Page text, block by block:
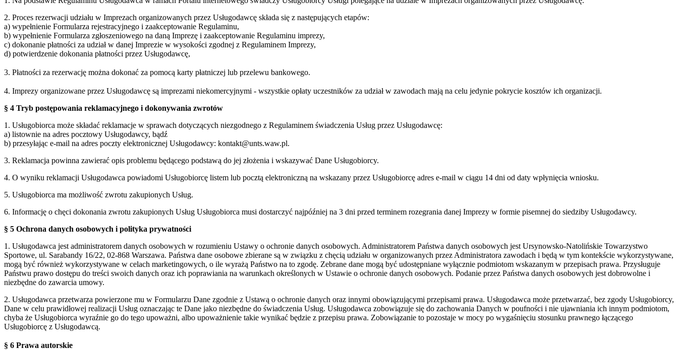
2. Proces rezerwacji udziału w Imprezach organizowanych przez Usługodawcę składa się z następujących etapów:
a) wypełnienie Formularza rejestracyjnego i zaakceptowanie Regulaminu,
b) wypełnienie Formularza zgłoszeniowego na daną Imprezę i zaakceptowanie Regulaminu imprezy,
c) dokonanie płatności za udział w danej Imprezie w wysokości zgodnej z Regulaminem Imprezy,
d) potwierdzenie dokonania płatności przez Usługodawcę,
3. Płatności za rezerwację można dokonać za pomocą karty płatniczej lub przelewu bankowego.
4. Imprezy organizowane przez Usługodawcę są imprezami niekomercyjnymi - wszystkie opłaty uczestników za udział w zawodach mają na celu jedynie pokrycie kosztów ich organizacji.
§ 4 Tryb postępowania reklamacyjnego i dokonywania zwrotów
1. Usługobiorca może składać reklamacje w sprawach dotyczących niezgodnego z Regulaminem świadczenia Usług przez Usługodawcę:
a) listownie na adres pocztowy Usługodawcy, bądź
b) przesyłając e-mail na adres poczty elektronicznej Usługodawcy: kontakt@unts.waw.pl.
3. Reklamacja powinna zawierać opis problemu będącego podstawą do jej złożenia i wskazywać Dane Usługobiorcy.
4. O wyniku reklamacji Usługodawca powiadomi Usługobiorcę listem lub pocztą elektroniczną na wskazany przez Usługobiorcę adres e-mail w ciągu 14 dni od daty wpłynięcia wniosku.
5. Usługobiorca ma możliwość zwrotu zakupionych Usług.
6. Informację o chęci dokonania zwrotu zakupionych Usług Usługobiorca musi dostarczyć najpóźniej na 3 dni przed terminem rozegrania danej Imprezy w formie pisemnej do siedziby Usługodawcy.
§ 5 Ochrona danych osobowych i polityka prywatności
1. Usługodawca jest administratorem danych osobowych w rozumieniu Ustawy o ochronie danych osobowych. Administratorem Państwa danych osobowych jest Ursynowsko-Natolińskie Towarzystwo
Sportowe, ul. Sarabandy 16/22, 02-868 Warszawa. Państwa dane osobowe zbierane są w związku z chęcią udziału w organizowanych przez Administratora zawodach i będą w tym kontekście wykorzystywane,
mogą być również wykorzystywane w celach marketingowych, o ile wyrażą Państwo na to zgodę. Zebrane dane mogą być udostępniane wyłącznie podmiotom wskazanym w przepisach prawa. Przysługuje
Państwu prawo dostępu do treści swoich danych oraz ich poprawiania na warunkach określonych w Ustawie o ochronie danych osobowych. Podanie przez Państwa danych osobowych jest dobrowolne i
niezbędne do zawarcia umowy.
2. Usługodawca przetwarza powierzone mu w Formularzu Dane zgodnie z Ustawą o ochronie danych oraz innymi obowiązującymi przepisami prawa. Usługodawca może przetwarzać, bez zgody Usługobiorcy,
Dane w celu prawidłowej realizacji Usług oznaczając te Dane jako niezbędne do świadczenia Usług. Usługodawca zobowiązuje się do zachowania Danych w poufności i nie ujawniania ich innym podmiotom,
chyba że Usługobiorca wyraźnie go do tego upoważni, albo upoważnienie takie wynikać będzie z przepisu prawa. Zobowiązanie to pozostaje w mocy po wygaśnięciu stosunku prawnego łączącego
Usługobiorcę z Usługodawcą.
§ 6 Prawa autorskie